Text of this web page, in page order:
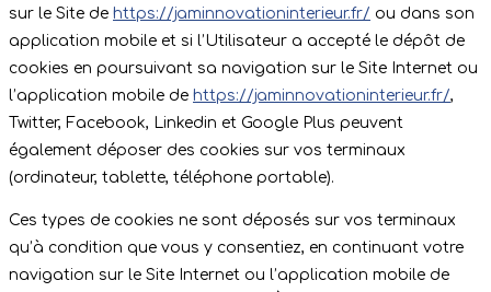
sur le Site de https://jaminnovationinterieur.fr/ ou dans son
application mobile et si l’Utilisateur a accepté le dépôt de
cookies en poursuivant sa navigation sur le Site Internet ou
l’application mobile de https://jaminnovationinterieur.fr/,
Twitter, Facebook, Linkedin et Google Plus peuvent
également déposer des cookies sur vos terminaux
(ordinateur, tablette, téléphone portable).
Ces types de cookies ne sont déposés sur vos terminaux
qu’à condition que vous y consentiez, en continuant votre
navigation sur le Site Internet ou l’application mobile de